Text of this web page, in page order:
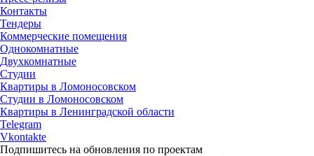
Контакты
Тендеры
Коммерческие помещения
Однокомнатные
Двухкомнатные
Студии
Квартиры в Ломоносовском
Студии в Ломоносовском
Квартиры в Ленинградской области
Telegram
Vkontakte
Подпишитесь на обновления по проектам